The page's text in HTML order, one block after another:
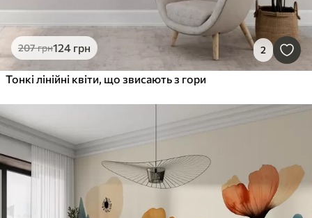
207грн124 грн 2
Тонкі лінійні квіти, що звисають з гори